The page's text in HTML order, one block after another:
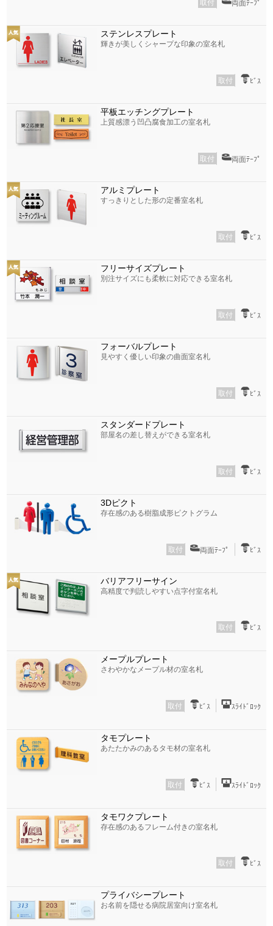
取付 両面ﾃｰﾌﾟ
ステンレスプレート
輝きが美しくシャープな印象の室名札
取付 ﾋﾞｽ
平板エッチングプレート
上質感漂う凹凸腐食加工の室名札
取付 両面ﾃｰﾌﾟ
アルミプレート
すっきりとした形の定番室名札
取付 ﾋﾞｽ
フリーサイズプレート
別注サイズにも柔軟に対応できる室名札
取付 ﾋﾞｽ
フォーバルプレート
見やすく優しい印象の曲面室名札
取付 ﾋﾞｽ
スタンダードプレート
部屋名の差し替えができる室名札
取付 ﾋﾞｽ
3Dピクト
存在感のある樹脂成形ピクトグラム
取付 両面ﾃｰﾌﾟ ﾋﾞｽ
バリアフリーサイン
高精度で判読しやすい点字付室名札
取付 ﾋﾞｽ
メープルプレート
さわやかなメープル材の室名札
取付 ﾋﾞｽ ｽﾗｲﾄﾞﾛｯｸ
タモプレート
あたたかみのあるタモ材の室名札
取付 ﾋﾞｽ ｽﾗｲﾄﾞﾛｯｸ
タモワクプレート
存在感のあるフレーム付きの室名札
取付 ﾋﾞｽ
プライバシープレート
お名前を隠せる病院居室向け室名札